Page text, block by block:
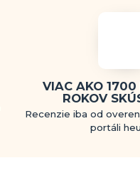
VIAC AKO 1700
ROKOV
Recenzie iba od
portáli